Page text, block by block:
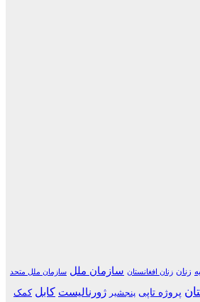
زنان زنان افغانستان سازمان ملل سازمان ملل متحد
پروژه تاپی پنجشیر ژورنالیست کابل کمک